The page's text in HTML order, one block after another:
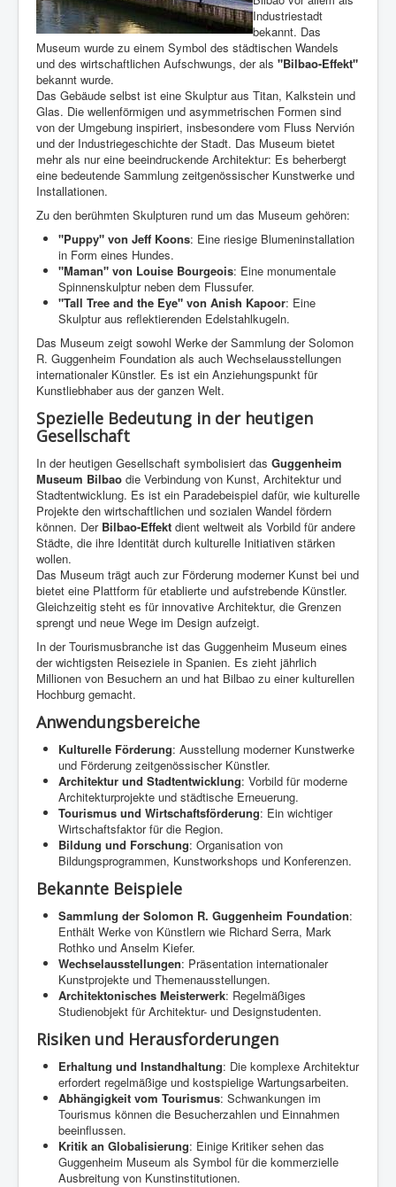
Industriestadt
bekannt. Das
Museum wurde zu einem Symbol des städtischen Wandels
und des wirtschaftlichen Aufschwungs, der als "Bilbao-Effekt"
bekannt wurde.
Das Gebäude selbst ist eine Skulptur aus Titan, Kalkstein und
Glas. Die wellenförmigen und asymmetrischen Formen sind
von der Umgebung inspiriert, insbesondere vom Fluss Nervión
und der Industriegeschichte der Stadt. Das Museum bietet
mehr als nur eine beeindruckende Architektur: Es beherbergt
eine bedeutende Sammlung zeitgenössischer Kunstwerke und
Installationen.
Zu den berühmten Skulpturen rund um das Museum gehören:
"Puppy" von Jeff Koons: Eine riesige Blumeninstallation
in Form eines Hundes.
"Maman" von Louise Bourgeois: Eine monumentale
Spinnenskulptur neben dem Flussufer.
"Tall Tree and the Eye" von Anish Kapoor: Eine
Skulptur aus reflektierenden Edelstahlkugeln.
Das Museum zeigt sowohl Werke der Sammlung der Solomon
R. Guggenheim Foundation als auch Wechselausstellungen
internationaler Künstler. Es ist ein Anziehungspunkt für
Kunstliebhaber aus der ganzen Welt.
Spezielle Bedeutung in der heutigen
Gesellschaft
In der heutigen Gesellschaft symbolisiert das Guggenheim
Museum Bilbao die Verbindung von Kunst, Architektur und
Stadtentwicklung. Es ist ein Paradebeispiel dafür, wie kulturelle
Projekte den wirtschaftlichen und sozialen Wandel fördern
können. Der Bilbao-Effekt dient weltweit als Vorbild für andere
Städte, die ihre Identität durch kulturelle Initiativen stärken
wollen.
Das Museum trägt auch zur Förderung moderner Kunst bei und
bietet eine Plattform für etablierte und aufstrebende Künstler.
Gleichzeitig steht es für innovative Architektur, die Grenzen
sprengt und neue Wege im Design aufzeigt.
In der Tourismusbranche ist das Guggenheim Museum eines
der wichtigsten Reiseziele in Spanien. Es zieht jährlich
Millionen von Besuchern an und hat Bilbao zu einer kulturellen
Hochburg gemacht.
Anwendungsbereiche
Kulturelle Förderung: Ausstellung moderner Kunstwerke
und Förderung zeitgenössischer Künstler.
Architektur und Stadtentwicklung: Vorbild für moderne
Architekturprojekte und städtische Erneuerung.
Tourismus und Wirtschaftsförderung: Ein wichtiger
Wirtschaftsfaktor für die Region.
Bildung und Forschung: Organisation von
Bildungsprogrammen, Kunstworkshops und Konferenzen.
Bekannte Beispiele
Sammlung der Solomon R. Guggenheim Foundation:
Enthält Werke von Künstlern wie Richard Serra, Mark
Rothko und Anselm Kiefer.
Wechselausstellungen: Präsentation internationaler
Kunstprojekte und Themenausstellungen.
Architektonisches Meisterwerk: Regelmäßiges
Studienobjekt für Architektur- und Designstudenten.
Risiken und Herausforderungen
Erhaltung und Instandhaltung: Die komplexe Architektur
erfordert regelmäßige und kostspielige Wartungsarbeiten.
Abhängigkeit vom Tourismus: Schwankungen im
Tourismus können die Besucherzahlen und Einnahmen
beeinflussen.
Kritik an Globalisierung: Einige Kritiker sehen das
Guggenheim Museum als Symbol für die kommerzielle
Ausbreitung von Kunstinstitutionen.